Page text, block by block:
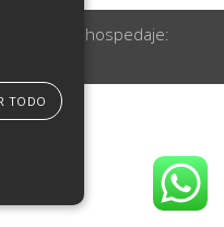
| Diseño y hospedaje:
TODO